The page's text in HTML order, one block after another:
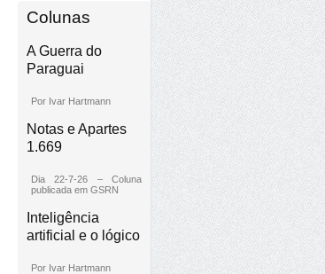
Colunas
A Guerra do
Paraguai
Por Ivar Hartmann
Notas e Apartes
1.669
Dia 22-7-26 – Coluna
publicada em GSRN
Inteligência
artificial e o lógico
Por Ivar Hartmann